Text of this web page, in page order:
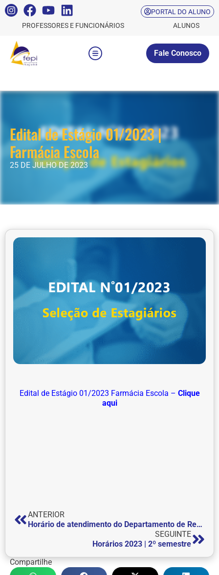
PORTAL DO ALUNO
PROFESSORES E FUNCIONÁRIOS
ALUNOS
Fale Conosco
Edital de Estágio 01/2023 |
Farmácia Escola
25 DE JULHO DE 2023
Edital de Estágio 01/2023 Farmácia Escola – Clique
aqui
ANTERIOR
Horário de atendimento do Departamento de Registro Acadêmico e Departamento Financeiro para os próximos dias
SEGUINTE
Horários 2023 | 2º semestre
Compartilhe